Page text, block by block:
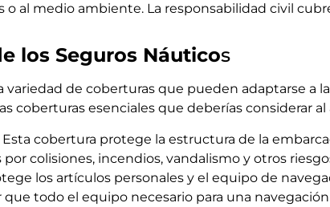
o al medio ambiente. La responsabilidad civil
los Seguros Náuticos
variedad de coberturas que pueden adaptarse a
coberturas esenciales que deberías considerar
Esta cobertura protege la estructura de la
colisiones, incendios, vandalismo y otros
los artículos personales y el equipo de
que todo el equipo necesario para una